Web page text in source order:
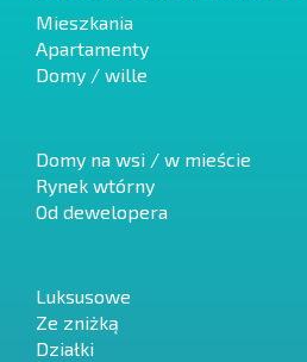
Mieszkania
Apartamenty
Domy / wille
Domy na wsi / w mieście
Rynek wtórny
Od dewelopera
Luksusowe
Ze zniżką
Działki